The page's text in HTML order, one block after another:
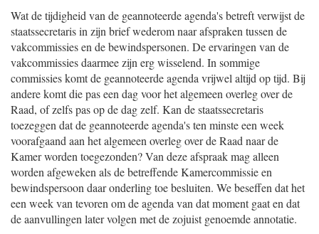
Wat de tijdigheid van de geannoteerde agenda's betreft verwijst de
staatssecretaris in zijn brief wederom naar afspraken tussen de
vakcommissies en de bewindspersonen. De ervaringen van de
vakcommissies daarmee zijn erg wisselend. In sommige
commissies komt de geannoteerde agenda vrijwel altijd op tijd. Bij
andere komt die pas een dag voor het algemeen overleg over de
Raad, of zelfs pas op de dag zelf. Kan de staatssecretaris
toezeggen dat de geannoteerde agenda's ten minste een week
voorafgaand aan het algemeen overleg over de Raad naar de
Kamer worden toegezonden? Van deze afspraak mag alleen
worden afgeweken als de betreffende Kamercommissie en
bewindspersoon daar onderling toe besluiten. We beseffen dat het
een week van tevoren om de agenda van dat moment gaat en dat
de aanvullingen later volgen met de zojuist genoemde annotatie.